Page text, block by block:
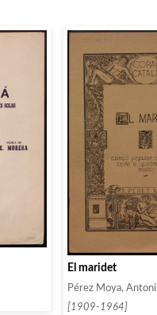
El maridet
Pérez Moya, Antoni
[1909-1964]